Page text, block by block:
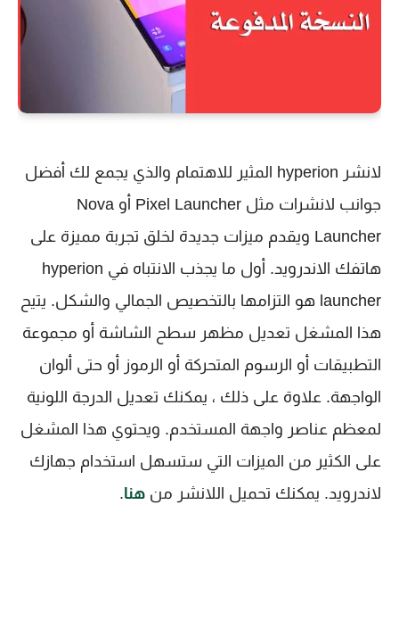
لانشر hyperion المثير للاهتمام والذي يجمع لك أفضل
جوانب لانشرات مثل Pixel Launcher أو Nova
Launcher ويقدم ميزات جديدة لخلق تجربة مميزة على
هاتفك الاندرويد. أول ما يجذب الانتباه في hyperion
launcher هو التزامها بالتخصيص الجمالي والشكل. يتيح
هذا المشغل تعديل مظهر سطح الشاشة أو مجموعة
التطبيقات أو الرسوم المتحركة أو الرموز أو حتى ألوان
الواجهة. علاوة على ذلك ، يمكنك تعديل الدرجة اللونية
لمعظم عناصر واجهة المستخدم. ويحتوي هذا المشغل
على الكثير من الميزات التي ستسهل استخدام جهازك
لاندرويد. يمكنك تحميل اللانشر من هنا.